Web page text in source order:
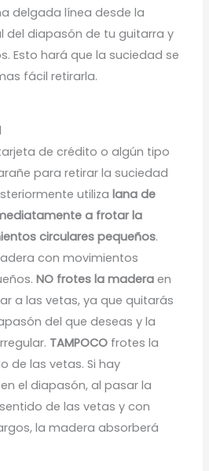
delgada línea desde la
del diapasón de tu guitarra y
Esto hará que la suciedad se
fácil retirarla.
de crédito o algún tipo
para retirar la suciedad
utiliza lana de
a frotar la
circulares pequeños.
con movimientos
NO frotes la madera en
a las vetas, ya que quitarás
del que deseas y la
TAMPOCO frotes la
de las vetas. Si hay
el diapasón, al pasar la
de las vetas y con
la madera absorberá